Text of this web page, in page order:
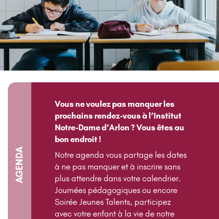
AGENDA
Vous ne voulez pas manquer les
prochains rendez-vous à l’Institut
Notre-Dame d’Arlon ? Vous êtes au
bon endroit !
Notre agenda vous partage les dates
à ne pas manquer et à inscrire sans
plus attendre dans votre calendrier.
Journées pédagogiques ou encore
Soirée Jeunes Talents, participez
avec votre enfant à la vie de notre